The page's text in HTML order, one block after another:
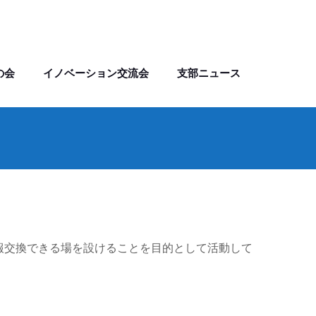
会 イノベーション交流会 支部ニュース
換できる場を設けることを目的として活動して